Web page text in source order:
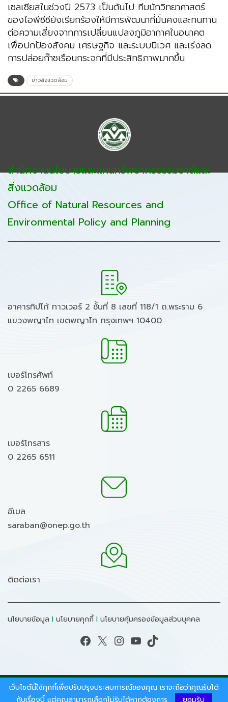
เซลเซียสในช่วงปี 2573 เป็นต้นไป ทีมนักวิทยาศาสตร์
ของไอพีซีซียังเรียกร้องให้มีการพัฒนาที่มั่นคงและทนทาน
ต่อความเสี่ยงจากการเปลี่ยนแปลงภูมิอากาศในอนาคต
เพื่อปกป้องสังคม เศรษฐกิจ และระบบนิเวศ และเร่งลด
การปล่อยก๊าซเรือนกระจกที่มีประสิทธิภาพมากขึ้น
ข่าวสิ่งแวดล้อม
สำนักงานนโยบายและแผนทรัพยากรธรรมชาติและ
สิ่งแวดล้อม
Office of Natural Resources and
Environmental Policy and Planning
อาคารทิปโก้ ทาวเวอร์ 2 ชั้นที่ 8 เลขที่ 118/1 ถ.พระราม 6
แขวงพญาไท เขตพญาไท กรุงเทพฯ 10400
เบอร์โทรศัพท์
0 2265 6689
เบอร์โทรสาร
0 2265 6511
อีเมล
saraban@onep.go.th
ติดต่อเรา
นโยบายข้อมูล I นโยบายคุกกี้ I นโยบายคุ้มครองข้อมูลส่วนบุคคล
Facebook X Instagram YouTube TikTok
สงวนลิขสิทธิ์ © 2026 - สำนักงานนโยบายและแผน
ทรัพยากรธรรมชาติและสิ่งแวดล้อม.
เว็บไซต์นี้ใช้คุกกี้เพื่อปรับปรุงประสบการณ์ของคุณ เราจะถือว่าคุณรับได้
กับเรื่องนี้ แต่คุณสามารถเลือกไม่รับได้หากต้องการ
ยอมรับ